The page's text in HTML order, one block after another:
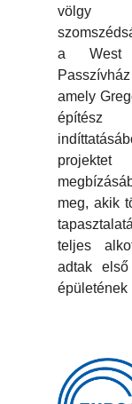
völgy
a West
amely
meg, akik
teljes
adtak
épületének